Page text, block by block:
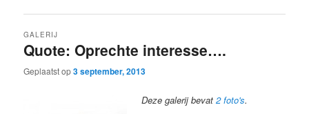
Quote: Oprechte interesse….
GALERIJ
Geplaatst op3 september, 2013
Deze galerij bevat2 foto's.